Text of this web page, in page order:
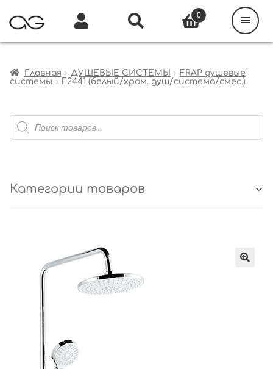
Главная ДУШЕВЫЕ СИСТЕМЫ
FRAP душевые
системы
F2441 (белый/хром. душ/система/смес.)
Поиск
товаров
Категории товаров
0